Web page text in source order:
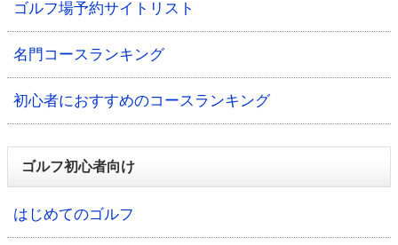
ゴルフ場予約サイトリスト
名門コースランキング
初心者におすすめのコースランキング
ゴルフ初心者向け
はじめてのゴルフ